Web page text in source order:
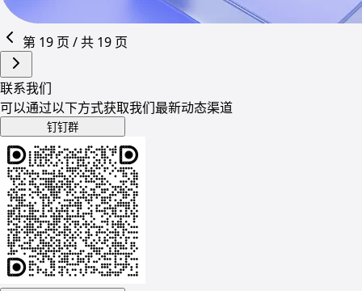
第 19 页 / 共 19 页
联系我们
可以通过以下方式获取我们最新动态渠道
钉钉群